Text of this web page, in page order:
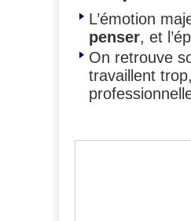
L’émotion
penser, et
On retrouve
travaillent